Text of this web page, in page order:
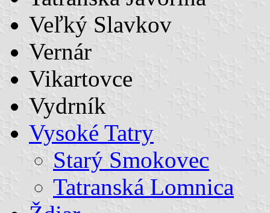
Veľký Slavkov
Vernár
Vikartovce
Vydrník
Vysoké Tatry
Starý Smokovec
Tatranská Lomnica